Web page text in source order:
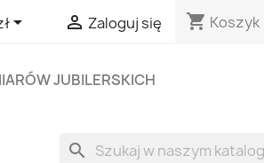
  Zaloguj się shopping_cart Koszyk
JUBILERSKICH
search